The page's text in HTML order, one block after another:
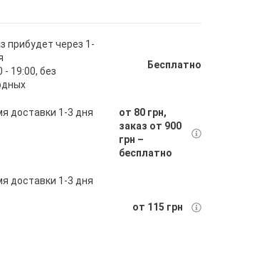
прибудет через 1-
- 19:00, без
Бесплатно
доставки 1-3 дня
от 80 грн,
заказ от 900
грн –
бесплатно
доставки 1-3 дня
от 115 грн